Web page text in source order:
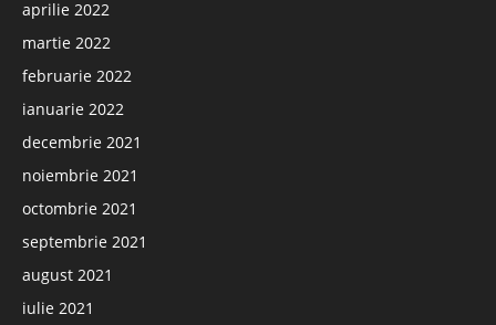
aprilie 2022
martie 2022
februarie 2022
ianuarie 2022
decembrie 2021
noiembrie 2021
octombrie 2021
septembrie 2021
august 2021
iulie 2021